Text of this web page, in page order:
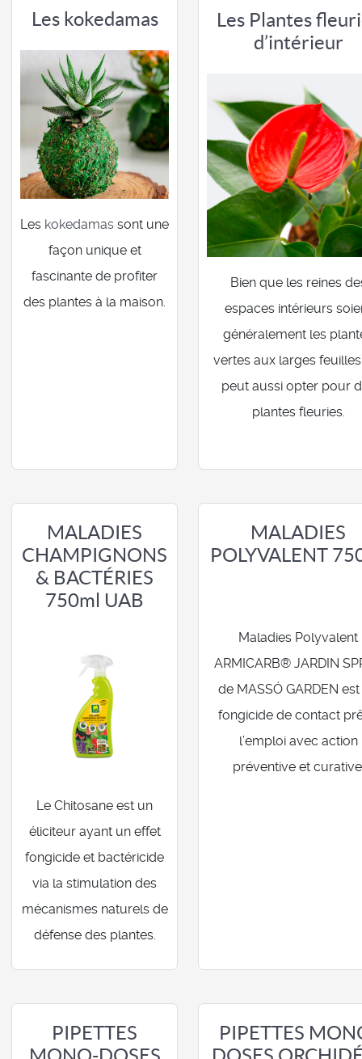
Les kokedamas
Les kokedamas sont une
façon unique et
fascinante de profiter
des plantes à la maison.
Les Plantes
d’intérieur
Bien que les reines
espaces intérieurs
généralement les
vertes aux larges
peut aussi opter pour
plantes fleuries.
MALADIES
CHAMPIGNONS
& BACTÉRIES
750ml UAB
Le Chitosane est un
éliciteur ayant un effet
fongicide et bactéricide
via la stimulation des
mécanismes naturels de
défense des plantes.
MALADIES
POLYVALENT
Maladies Polyvalent
ARMICARB® JARDIN
de MASSÓ GARDEN
fongicide de contact
l’emploi avec action
préventive et
PIPETTES
PIPETTES